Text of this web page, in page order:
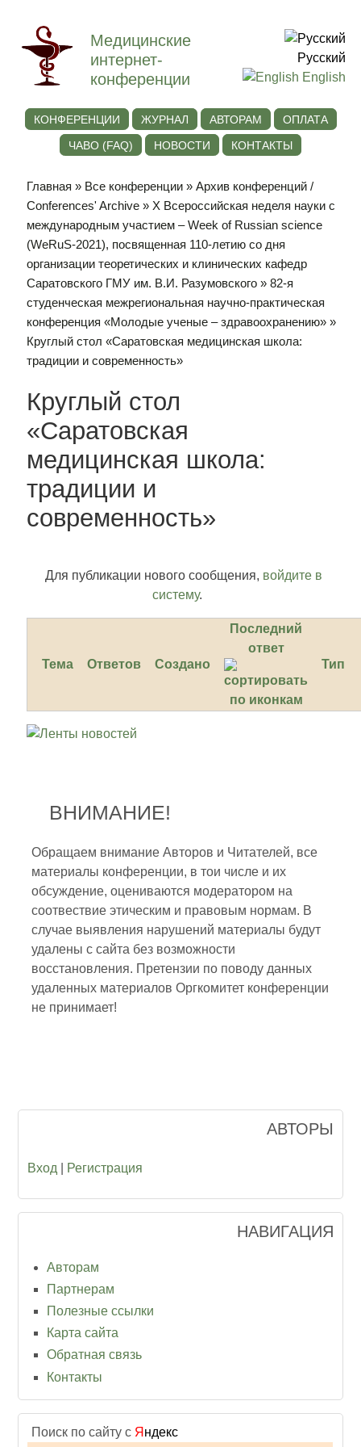
Медицинские
интернет-
конференции
Русский
English
КОНФЕРЕНЦИИ ЖУРНАЛ АВТОРАМ
ОПЛАТА
ЧАВО (FAQ)
НОВОСТИ КОНТАКТЫ
Главная » Все конференции »Архив конференций /
Conferences' Archive » Х Всероссийская неделя науки с
международным участием – Week of Russian science
(WeRuS-2021), посвященная 110-летию со дня
организации теоретических и клинических кафедр
Саратовского ГМУ им. В.И. Разумовского »82-я
студенческая межрегиональная научно-практическая
конференция «Молодые ученые – здравоохранению» »
Круглый стол «Саратовская медицинская школа:
традиции и современность»
Круглый стол
«Саратовская
медицинская школа:
традиции и
современность»
Для публикации нового сообщения, войдите в
систему.
Тема Ответов Создано
Последний
ответ
Тип
ВНИМАНИЕ!
Обращаем внимание Авторов и Читателей, все
материалы конференции, в тои числе и их
обсуждение, оцениваются модератором на
соотвествие этическим и правовым нормам. В
случае выявления нарушений материалы будут
удалены с сайта без возможности
восстановления. Претензии по поводу данных
удаленных материалов Оргкомитет конференции
не принимает!
АВТОРЫ
Вход Регистрация
НАВИГАЦИЯ
Авторам
Партнерам
Полезные ссылки
Карта сайта
Обратная связь
Контакты
Поиск по сайту с Я ндекс